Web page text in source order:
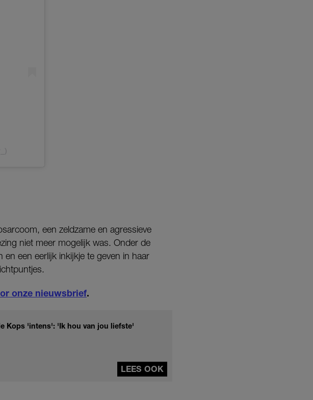
een zeldzame en agressieve
niet meer mogelijk was. Onder de
een eerlijk inkijkje te geven in haar
onze nieuwsbrief.
Kops 'intens': 'Ik hou van jou liefste'
LEES OOK